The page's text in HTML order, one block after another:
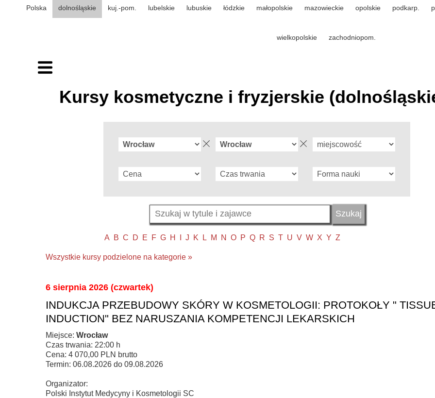
Polska dolnośląskie kuj.-pom. lubelskie lubuskie łódzkie małopolskie mazowieckie opolskie podkarp.
wielkopolskie zachodniopom.
Kursy kosmetyczne i fryzjerskie
A B C D E F G H J K L M N O P Q R S T U V W X Y Z
Wszystkie kursy podzielone na kategorie »
6 sierpnia 2026 (czwartek)
INDUKCJA PRZEBUDOWY SKÓRY W KOSMETOLOGII: PROTOKOŁY "
INDUCTION" BEZ NARUSZANIA KOMPETENCJI LEKARSKICH
Miejsce: Wrocław
Czas trwania: 22:00 h
Cena: 4 070,00 PLN brutto
Termin: 06.08.2026 do 09.08.2026
Organizator:
Polski Instytut Medycyny i Kosmetologii SC